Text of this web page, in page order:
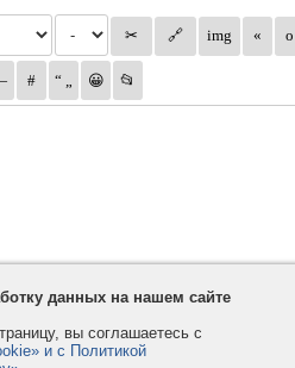
данных на нашем сайте
вы соглашаетесь с
и с Политикой